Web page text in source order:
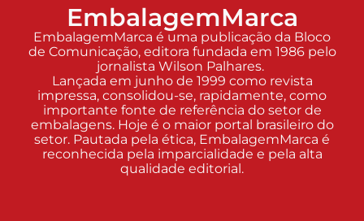
EmbalagemMarca
EmbalagemMarca é uma publicação da Bloco
de Comunicação, editora fundada em 1986 pelo
jornalista Wilson Palhares.
Lançada em junho de 1999 como revista
impressa, consolidou-se, rapidamente, como
importante fonte de referência do setor de
embalagens. Hoje é o maior portal brasileiro do
setor. Pautada pela ética, EmbalagemMarca é
reconhecida pela imparcialidade e pela alta
qualidade editorial.